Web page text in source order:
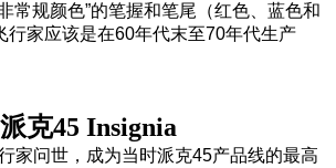
常规颜色”的笔握和笔尾（红色、蓝色和
行家应该是在60年代末至70年代生产
派克45 Insignia
家问世，成为当时派克45产品线的最高